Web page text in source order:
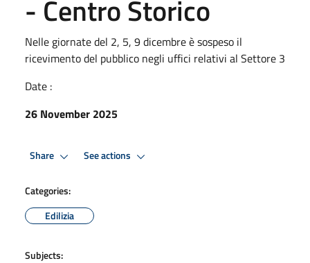
- Centro Storico
Nelle giornate del 2, 5, 9 dicembre è sospeso il
ricevimento del pubblico negli uffici relativi al Settore 3
Date :
26 November 2025
Share See actions
Categories:
Edilizia
Subjects: